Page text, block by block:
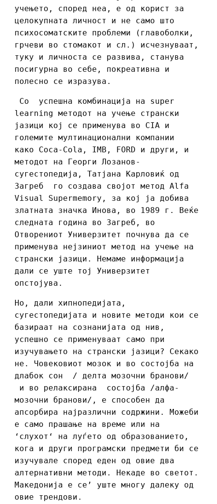
учењето, според неа, е од корист за
целокупната личност и не само што
психосоматските проблеми (главоболки,
грчеви во стомакот и сл.) исчезнуваат,
туку и личноста се развива, станува
посигурна во себе, покреативна и
полесно се изразува.
Со успешна комбинација на super
learning методот на учење странски
јазици кој се применува во CIA и
големите мултинационални компании
како Coca-Cola, IMB, FORD и други, и
методот на Георги Лозанов-
сугестопедија, Татјана Карловиќ од
Загреб го создава својот метод Alfa
Visual Supermemory, за кој ја добива
златната значка Инова, во 1989 г. Веќе
следната година во Загреб, во
Отворениот Универзитет почнува да се
применува нејзиниот метод на учење на
странски јазици. Немаме информација
дали се уште тој Универзитет
опстојува.
Но, дали хипнопедијата,
сугестопедијата и новите методи кои се
базираат на сознанијата од нив,
успешно се применуваат само при
изучувањето на странски јазици? Секако
не. Човековиот мозок и во состојба на
длабок сон / делта мозочни бранови/
и во релаксирана состојба /алфа-
мозочни бранови/, е способен да
апсорбира најразлични содржини. Можеби
е само прашање на време или на
‘слухот‘ на луѓето од образованието,
кога и други програмски предмети би се
изучувале според еден од овие два
алтернативни методи. Некаде во светот.
Македонија е се’ уште многу далеку од
овие трендови.